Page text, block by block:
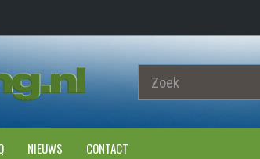
NIEUWS CONTACT